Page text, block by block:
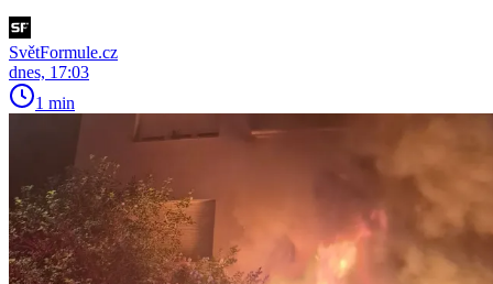
SvětFormule.cz
dnes, 17:03
1 min